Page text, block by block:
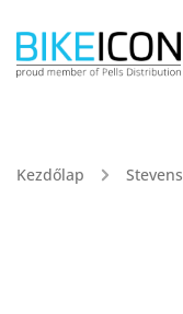
Kezdőlap / Stevens